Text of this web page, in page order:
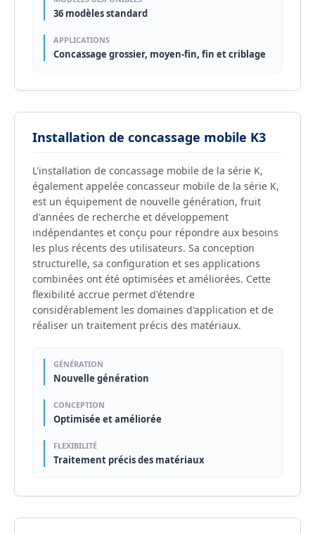
36 modèles standard
APPLICATIONS
Concassage grossier, moyen-fin, fin et criblage
Installation de concassage mobile K3
L'installation de concassage mobile de la série K,
également appelée concasseur mobile de la série K,
est un équipement de nouvelle génération, fruit
d'années de recherche et développement
indépendantes et conçu pour répondre aux besoins
les plus récents des utilisateurs. Sa conception
structurelle, sa configuration et ses applications
combinées ont été optimisées et améliorées. Cette
flexibilité accrue permet d'étendre
considérablement les domaines d'application et de
réaliser un traitement précis des matériaux.
GÉNÉRATION
Nouvelle génération
CONCEPTION
Optimisée et améliorée
FLEXIBILITÉ
Traitement précis des matériaux